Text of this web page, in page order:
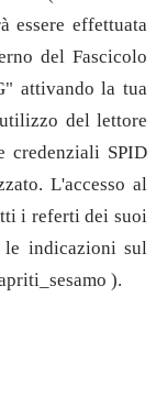
essere effettuata
del Fascicolo
attivando la tua
del lettore
credenziali SPID
L'accesso al
i referti dei suoi
le indicazioni sul
).